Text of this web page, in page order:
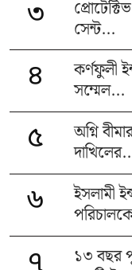
৩
সেন্ট...
৪
কর্ণফুলী
সম্মেল...
৫
অগ্নি
৬
ইসলামী
১৩ বছর